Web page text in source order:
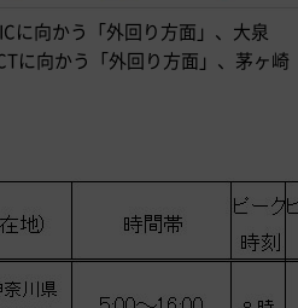
に向かう「外回り方面」、大泉
に向かう「外回り方面」、茅ヶ崎